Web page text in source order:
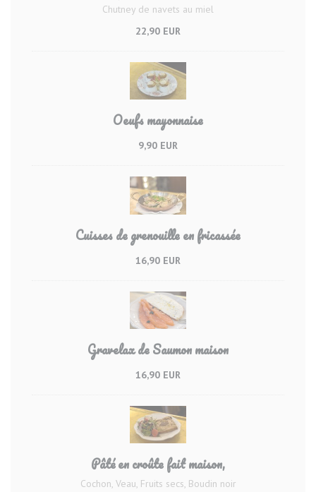
Chutney de navets au miel
22,90 EUR
Oeufs mayonnaise
9,90 EUR
Cuisses de grenouille en fricassée
16,90 EUR
Gravelax de Saumon maison
16,90 EUR
Pâté en croûte fait maison,
Cochon, Veau, Fruits secs, Boudin noir